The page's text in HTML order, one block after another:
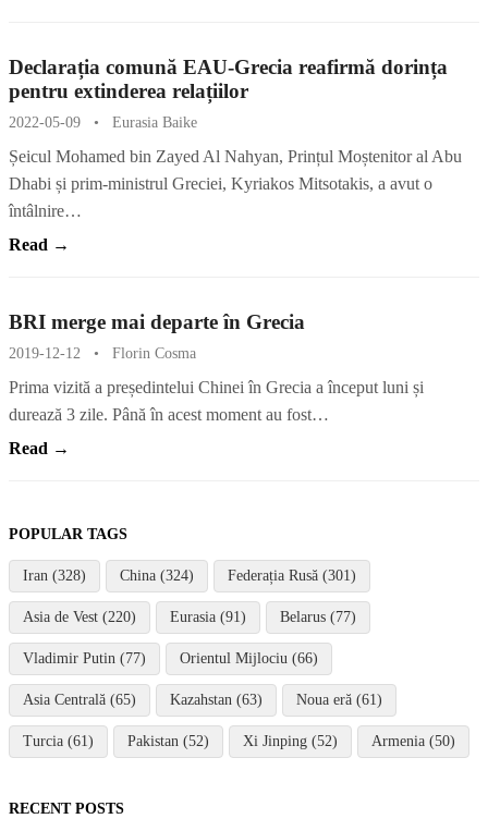
Declarația comună EAU-Grecia reafirmă dorința
pentru extinderea relațiilor
2022-05-09 • Eurasia Baike
Șeicul Mohamed bin Zayed Al Nahyan, Prințul Moștenitor al Abu
Dhabi și prim-ministrul Greciei, Kyriakos Mitsotakis, a avut o
întâlnire…
Read →
BRI merge mai departe în Grecia
2019-12-12 • Florin Cosma
Prima vizită a președintelui Chinei în Grecia a început luni și
durează 3 zile. Până în acest moment au fost…
Read →
POPULAR TAGS
Iran (328) China (324) Federația Rusă (301)
Asia de Vest (220) Eurasia (91) Belarus (77)
Vladimir Putin (77) Orientul Mijlociu (66)
Asia Centrală (65) Kazahstan (63) Noua eră (61)
Turcia (61) Pakistan (52) Xi Jinping (52) Armenia (50)
RECENT POSTS